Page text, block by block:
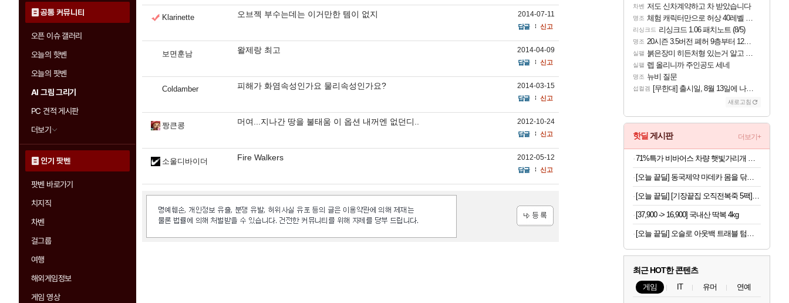
공통 커뮤니티
오픈 이슈 갤러리
오늘의 핫벤
오늘의 팟벤
AI 그림 그리기
PC 견적 게시판
더보기
인기 팟벤
팟벤 바로가기
치지직
차벤
걸그룹
여행
해외게임정보
게임 영상
Klarinette 오브젝 부수는데는 이거만한 템이 없지 2014-07-11
답글 신고
보면훈남 왈제랑 최고 2014-04-09
답글 신고
Coldamber 피해가 화염속성인가요 물리속성인가요? 2014-03-15
답글 신고
짱큰콩 머여...지나간 땅을 불태움 이 옵션 내꺼엔 없던디.. 2012-10-24
답글 신고
소울디바이더 Fire Walkers 2012-05-12
답글 신고
차벤 저도 신차계약하고 차 받았습니다
명조 체험 캐릭터만으로 허상 40레벨 하이와티아 5분 컷!｜에이메스·린네·모니에 명함
리싱크드 리싱크드 1.06 패치노트 (8/5)
명조 20시즌 3.5버전 폐허 9층부터 12층까지 클리어 조합 | 죽음의 노래와 바닷속 폐허 |
실팰 붉은장미 히든처형 있는거 알고 있었음?
실팰 렙 올리니까 주인공도 세네
명조 뉴비 질문
섭컬겜 [무한대] 출시일, 8월 13일에 나오나
새로고침
핫딜 게시판 더보기+
[오늘 끝딜] 동국제약 마데카 몸을 닦자 데오 쿨시트 15매 5개, 10개 택1 / 겨드랑이 쿨링시트 샤워 땀티슈 머스크향
[37,900 -> 16,900] 국내산 딱복 4kg
[오늘 끝딜] 오슬로 아웃백 트래블 텀블러 350ml, 아이보리
최근 HOT한 콘텐츠
게임 IT 유머 연예